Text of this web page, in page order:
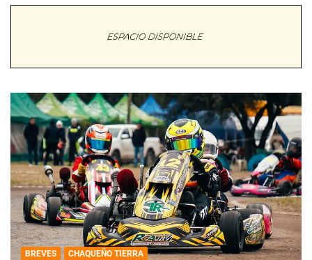
BREVES CHAQUEÑO TIERRA